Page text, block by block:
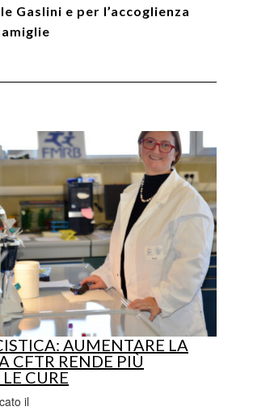
Gaslini e per l’accoglienza
AUMENTARE LA
CFTR RENDE PIÙ
CURE
il